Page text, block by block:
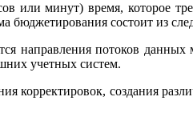
или минут) время, которое
бюджетирования состоит из
направления потоков
учетных систем.
корректировок, создания